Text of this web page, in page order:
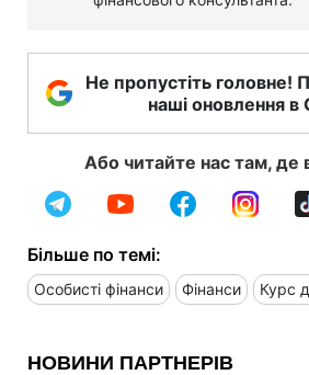
Не пропустіть головне!
наші оновлення в
Або читайте нас там, де
Більше по темі:
Особисті фінанси Фінанси Курс